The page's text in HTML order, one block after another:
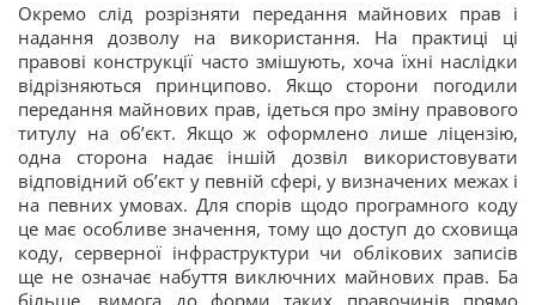
Окремо слід розрізняти передання майнових прав і
надання дозволу на використання. На практиці ці
правові конструкції часто змішують, хоча їхні наслідки
відрізняються принципово. Якщо сторони погодили
передання майнових прав, ідеться про зміну правового
титулу на об’єкт. Якщо ж оформлено лише ліцензію,
одна сторона надає іншій дозвіл використовувати
відповідний об’єкт у певній сфері, у визначених межах і
на певних умовах. Для спорів щодо програмного коду
це має особливе значення, тому що доступ до сховища
коду, серверної інфраструктури чи облікових записів
ще не означає набуття виключних майнових прав. Ба
більше, вимога до форми таких правочинів прямо